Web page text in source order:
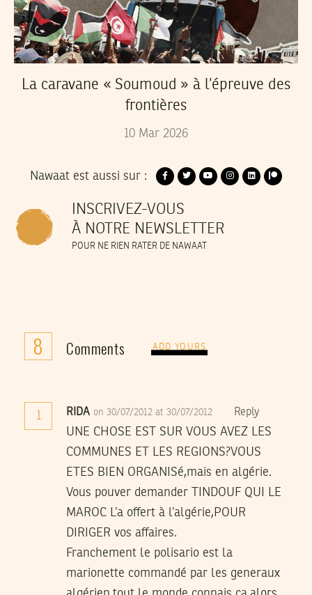
La caravane « Soumoud » à l’épreuve des
frontières
10 Mar 2026
Nawaat est aussi sur :
INSCRIVEZ-VOUS
À NOTRE NEWSLETTER
POUR NE RIEN RATER DE NAWAAT
8 Comments ADD YOURS
1 RIDA on 30/07/2012 at 30/07/2012 Reply
UNE CHOSE EST SUR VOUS AVEZ LES
COMMUNES ET LES REGIONS?VOUS
ETES BIEN ORGANISé,mais en algérie.
Vous pouver demander TINDOUF QUI LE
MAROC L’a offert à l’algérie,POUR
DIRIGER vos affaires.
Franchement le polisario est la
marionette commandé par les generaux